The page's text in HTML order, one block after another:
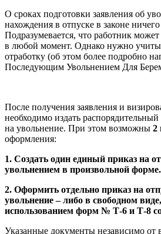
О сроках подготовки заявления об
нахождения в отпуске в законе
Подразумевается, что работник
в любой момент. Однако нужно
отработку (об этом более подробно
Последующим Увольнением Для
После получения заявления и
необходимо издать
на увольнение. При этом возможны 2
оформления:
1. Создать один единый приказ на
увольнением в произвольной форме.
2. Оформить отдельно приказ на
увольнение – либо в свободном
использованием форм № Т-6 и Т-8
Указанные документы независимо от